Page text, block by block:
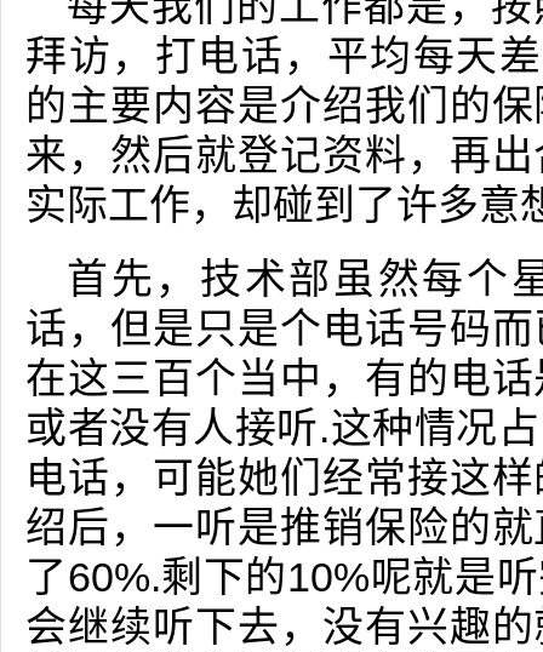
拜访，打电话，平均每天
的主要内容是介绍我们的
来，然后就登记资料，再
实际工作，却碰到了许多意
首先，技术部虽然每个
话，但是只是个电话号码
在这三百个当中，有的电
或者没有人接听.这种情况
电话，可能她们经常接这
绍后，一听是推销保险的
了60%.剩下的10%呢就是
会继续听下去，没有兴趣